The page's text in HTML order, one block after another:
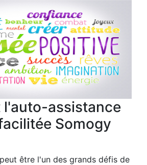
l'auto-assistance
Somogy
être l'un des grands défis de